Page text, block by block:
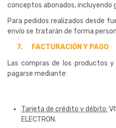
conceptos abonados, incluyendo
Para pedidos realizados desde
envío se tratarán de forma
7.
FACTURACIÓN Y PAGO
Las compras de los productos
pagarse mediante:
Tarjeta de crédito y débito:
ELECTRON.